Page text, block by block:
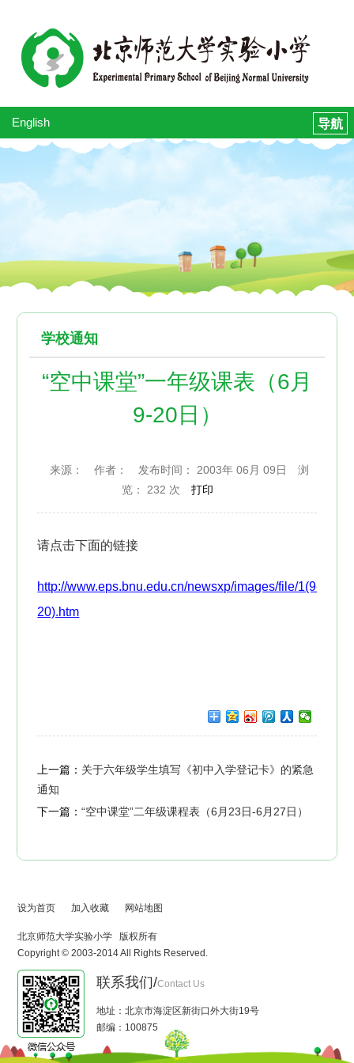
English
学校通知
“空中课堂”一年级课表（6月
9-20日）
来源： 作者： 发布时间： 2003年 06月 09日
浏
览： 232 次 打印
请点击下面的链接
http://www.eps.bnu.edu.cn/newsxp/images/file/1(9-
20).htm
上一篇： 关于六年级学生填写《初中入学登记卡》的紧急
通知
下一篇：“空中课堂”二年级课程表（6月23日-6月27日）
设为首页 加入收藏 网站地图
北京师范大学实验小学 版权所有
Copyright © 2003-2014 All Rights Reserved.
联系我们/Contact Us
地址：北京市海淀区新街口外大街19号
邮编：100875